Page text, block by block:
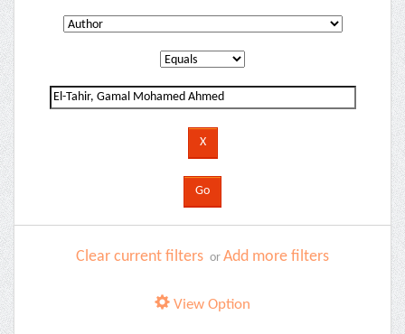
Clear current filters or Add more filters
View Option